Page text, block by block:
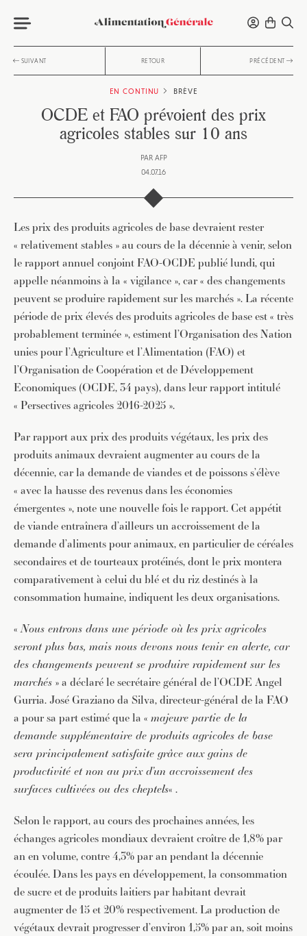
SUIVANT RETOUR PRÉCÉDENT
EN CONTINU BRÈVE
OCDE et FAO prévoient des prix
agricoles stables sur 10 ans
PAR AFP
04.07.16
Les prix des produits agricoles de base devraient rester
« relativement stables » au cours de la décennie à venir, selon
le rapport annuel conjoint FAO-OCDE publié lundi, qui
appelle néanmoins à la « vigilance », car « des changements
peuvent se produire rapidement sur les marchés ». La récente
période de prix élevés des produits agricoles de base est « très
probablement terminée », estiment l’Organisation des Nation
unies pour l’Agriculture et l’Alimentation (FAO) et
l’Organisation de Coopération et de Développement
Economiques (OCDE, 34 pays), dans leur rapport intitulé
« Persectives agricoles 2016-2025 ».
Par rapport aux prix des produits végétaux, les prix des
produits animaux devraient augmenter au cours de la
décennie, car la demande de viandes et de poissons s’élève
« avec la hausse des revenus dans les économies
émergentes », note une nouvelle fois le rapport. Cet appétit
de viande entraînera d’ailleurs un accroissement de la
demande d’aliments pour animaux, en particulier de céréales
secondaires et de tourteaux protéinés, dont le prix montera
comparativement à celui du blé et du riz destinés à la
consommation humaine, indiquent les deux organisations.
«Nous entrons dans une période où les prix agricoles
seront plus bas, mais nous devons nous tenir en alerte, car
des changements peuvent se produire rapidement sur les
marchés » a déclaré le secrétaire général de l’OCDE Angel
Gurria. José Graziano da Silva, directeur-général de la FAO
a pour sa part estimé que la « majeure partie de la
demande supplémentaire de produits agricoles de base
sera principalement satisfaite grâce aux gains de
productivité et non au prix d’un accroissement des
surfaces cultivées ou des cheptels« .
Selon le rapport, au cours des prochaines années, les
échanges agricoles mondiaux devraient croître de 1,8% par
an en volume, contre 4,3% par an pendant la décennie
écoulée. Dans les pays en développement, la consommation
de sucre et de produits laitiers par habitant devrait
augmenter de 15 et 20% respectivement. La production de
végétaux devrait progresser d’environ 1,5% par an, soit moins